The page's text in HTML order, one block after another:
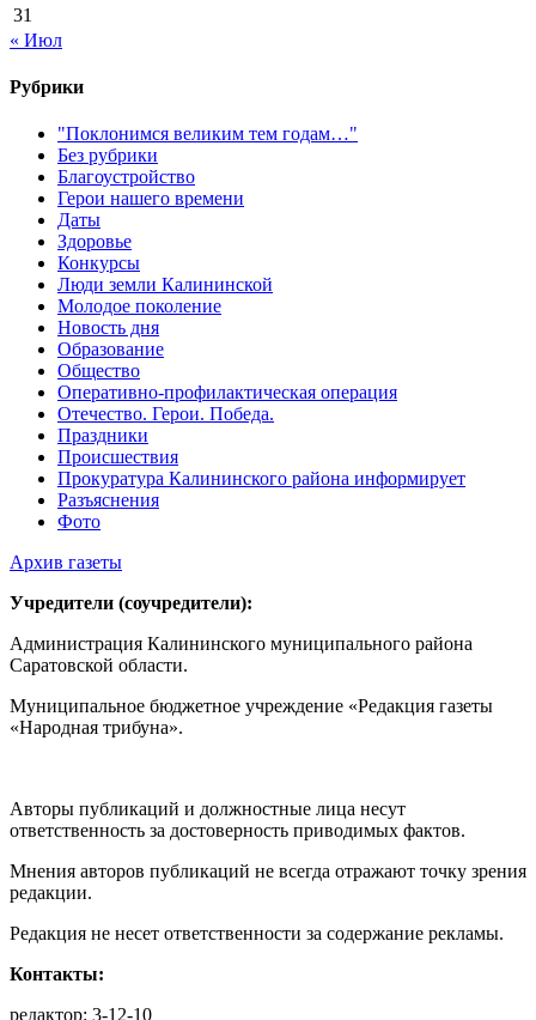
31
« Июл
Рубрики
"Поклонимся великим тем годам…"
Без рубрики
Благоустройство
Герои нашего времени
Даты
Здоровье
Конкурсы
Люди земли Калининской
Молодое поколение
Новость дня
Образование
Общество
Оперативно-профилактическая операция
Отечество. Герои. Победа.
Праздники
Происшествия
Прокуратура Калининского района информирует
Разъяснения
Фото
Архив газеты
Учредители (соучредители):
Администрация Калининского муниципального района
Саратовской области.
Муниципальное бюджетное учреждение «Редакция газеты
«Народная трибуна».
Авторы публикаций и должностные лица несут
ответственность за достоверность приводимых фактов.
Мнения авторов публикаций не всегда отражают точку зрения
редакции.
Редакция не несет ответственности за содержание рекламы.
Контакты:
редактор: 3-12-10